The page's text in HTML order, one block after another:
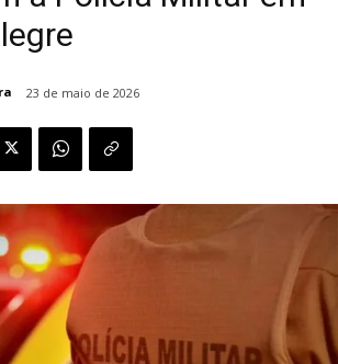
23 de maio de 2026